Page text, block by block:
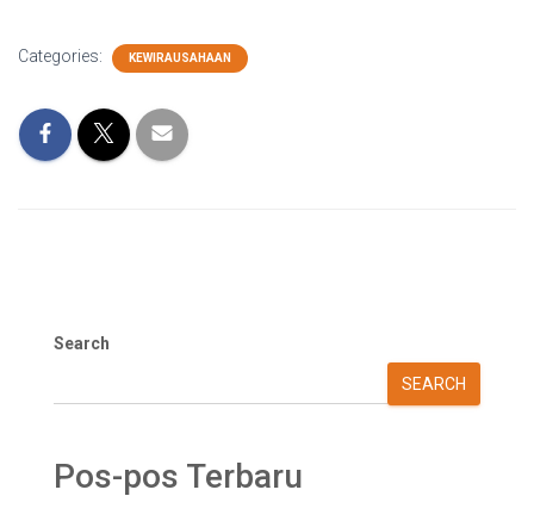
Categories: KEWIRAUSAHAAN
Search
SEARCH
Pos-pos Terbaru